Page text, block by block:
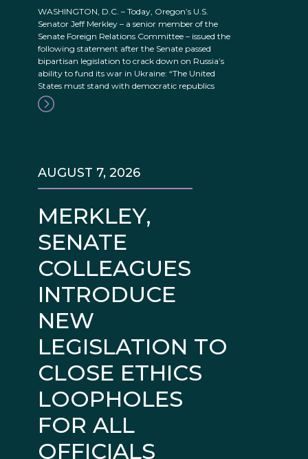
WASHINGTON, D.C. – Today, Oregon’s U.S.
Senator Jeff Merkley – a senior member of the
Senate Foreign Relations Committee – issued the
following statement after the Senate passed
bipartisan legislation to crack down on Russia’s
ability to fund its war in Ukraine: “The United
States must stand with democratic republics
MERKLEY,
SENATE
COLLEAGUES
INTRODUCE
NEW
LEGISLATION TO
CLOSE ETHICS
LOOPHOLES
FOR ALL
OFFICIALS
AUGUST 7, 2026